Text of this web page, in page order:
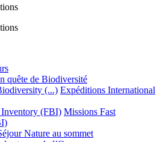
quête de Biodiversité
(...) Expéditions International
(FBI) Missions Fast
Nature au sommet